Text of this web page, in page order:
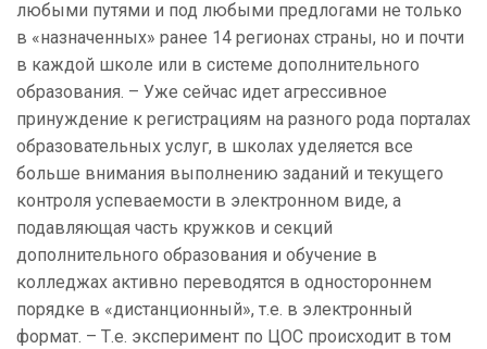
любыми путями и под любыми предлогами не только
в «назначенных» ранее 14 регионах страны, но и почти
в каждой школе или в системе дополнительного
образования. – Уже сейчас идет агрессивное
принуждение к регистрациям на разного рода порталах
образовательных услуг, в школах уделяется все
больше внимания выполнению заданий и текущего
контроля успеваемости в электронном виде, а
подавляющая часть кружков и секций
дополнительного образования и обучение в
колледжах активно переводятся в одностороннем
порядке в «дистанционный», т.е. в электронный
формат. – Т.е. эксперимент по ЦОС происходит в том